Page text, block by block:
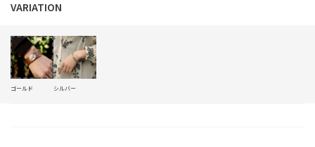
ゴールド シルバー